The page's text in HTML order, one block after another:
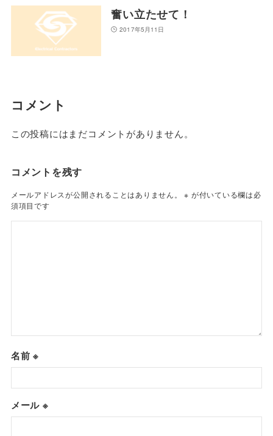
奮い立たせて！
2017年5月11日
コメント
この投稿にはまだコメントがありません。
コメントを残す
メールアドレスが公開されることはありません。 ※ が付いている欄は必
須項目です
名前※
メール ※